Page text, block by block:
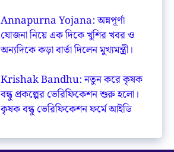
Annapurna Yojana: অন্নপূর্ণা
যোজনা নিয়ে এক দিকে খুশির খবর ও
অন্যদিকে কড়া বার্তা দিলেন মুখ্যমন্ত্রী।
Krishak Bandhu: নতুন করে কৃষক
বন্ধু প্রকল্পের ভেরিফিকেশন শুরু হলো।
কৃষক বন্ধু ভেরিফিকেশন ফর্মে আইডি